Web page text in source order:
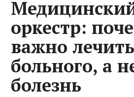
оркестр:
важно лечить
больного, а
болезнь